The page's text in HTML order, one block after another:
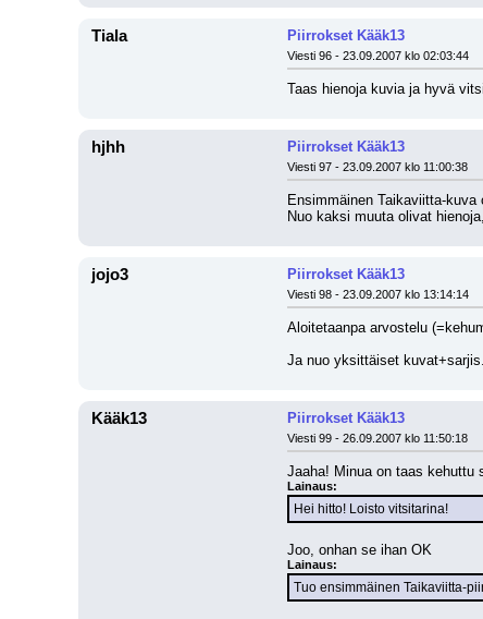
Tiala Piirrokset Kääk13
Viesti 96 - 23.09.2007 klo 02:03:44
Taas hienoja kuvia ja hyvä
hjhh Piirrokset Kääk13
Viesti 97 - 23.09.2007 klo 11:00:38
Ensimmäinen Taikaviitta-kuva
Nuo kaksi muuta olivat
jojo3 Piirrokset Kääk13
Viesti 98 - 23.09.2007 klo 13:14:14
Aloitetaanpa arvostelu
Ja nuo yksittäiset
Kääk13 Piirrokset Kääk13
Viesti 99 - 26.09.2007 klo 11:50:18
Jaaha! Minua on taas kehuttu
Lainaus:
Hei hitto! Loisto vitsitarina!
Joo, onhan se ihan OK
Lainaus:
Tuo ensimmäinen Taikaviitta-